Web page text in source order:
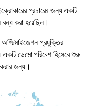
প্রচারের জন্য একটি
বন্ধ করা হয়েছিল।
অপ্টিমাইজেশন প্রযুক্তির
ডেমো পরিবেশ হিসেবে শুরু
জন্য।